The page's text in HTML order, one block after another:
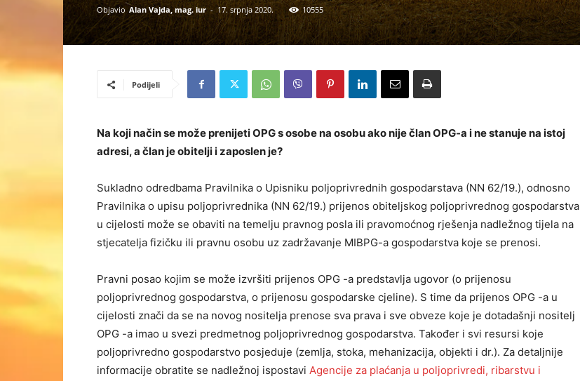
Objavio Alan Vajda, mag. iur - 17. srpnja 2020. 10555
Podijeli
Na koji način se može prenijeti OPG s osobe na osobu ako nije član OPG-a i ne stanuje na istoj
adresi, a član je obitelji i zaposlen je?
Sukladno odredbama Pravilnika o Upisniku poljoprivrednih gospodarstava (NN 62/19.), odnosno
Pravilnika o upisu poljoprivrednika (NN 62/19.) prijenos obiteljskog poljoprivrednog gospodarstva
u cijelosti može se obaviti na temelju pravnog posla ili pravomoćnog rješenja nadležnog tijela na
stjecatelja fizičku ili pravnu osobu uz zadržavanje MIBPG-a gospodarstva koje se prenosi.
Pravni posao kojim se može izvršiti prijenos OPG -a predstavlja ugovor (o prijenosu
poljoprivrednog gospodarstva, o prijenosu gospodarske cjeline). S time da prijenos OPG -a u
cijelosti znači da se na novog nositelja prenose sva prava i sve obveze koje je dotadašnji nositelj
OPG -a imao u svezi predmetnog poljoprivrednog gospodarstva. Također i svi resursi koje
poljoprivredno gospodarstvo posjeduje (zemlja, stoka, mehanizacija, objekti i dr.). Za detaljnije
informacije obratite se nadležnoj ispostavi Agencije za plaćanja u poljoprivredi, ribarstvu i